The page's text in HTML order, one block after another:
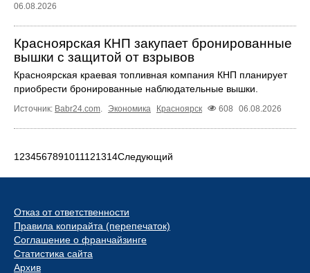
06.08.2026
Красноярская КНП закупает бронированные
вышки с защитой от взрывов
Красноярская краевая топливная компания КНП планирует
приобрести бронированные наблюдательные вышки.
Источник: Babr24.com. Экономика Красноярск 608 06.08.2026
1234567891011121314Следующий
Отказ от ответственности
Правила копирайта (перепечаток)
Соглашение о франчайзинге
Статистика сайта
Архив